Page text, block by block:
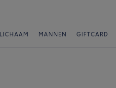
LICHAAM MANNEN GIFTCARD